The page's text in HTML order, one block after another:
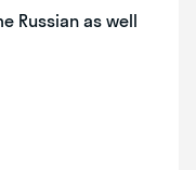
Russian as well